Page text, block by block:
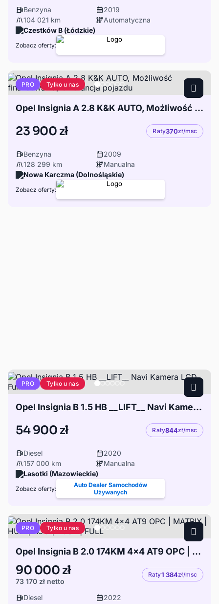
Benzyna
2019
104 021 km
Automatyczna
Czestków B (Łódzkie)
Zobacz oferty:
PRO Tylko u nas
Opel Insignia A 2.8 K&K AUTO, Możliwość finansowania, Gwarancja pojazdu
23 900 zł Raty370zł/msc
Benzyna
2009
128 299 km
Manualna
Nowa Karczma (Dolnośląskie)
Zobacz oferty:
PRO Tylko u nas
Opel Insignia B 1.5 HB __LIFT__ Navi Kamera LCD Full LED
54 900 zł Raty844zł/msc
Diesel
2020
157 000 km
Manualna
Lasotki (Mazowieckie)
Zobacz oferty:
Auto Dealer Samochodów
Używanych
PRO Tylko u nas
Opel Insignia B 2.0 174KM 4x4 AT9 OPC | MATRIX | HUD | ACC | BOSE | FULL
90 000 zł
73 170 zł netto
Raty1 384zł/msc
Diesel
2022